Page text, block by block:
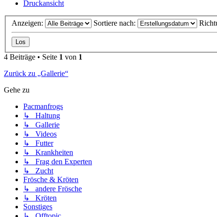
Druckansicht
Anzeigen: Sortiere nach:
4 Beiträge • Seite 1 von 1
Zurück zu „Gallerie“
Gehe zu
Pacmanfrogs
↳ Haltung
↳ Gallerie
↳ Videos
↳ Futter
↳ Krankheiten
↳ Frag den Experten
↳ Zucht
Frösche & Kröten
↳ andere Frösche
↳ Kröten
Sonstiges